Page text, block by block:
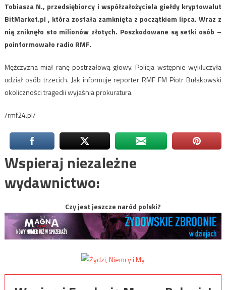
Tobiasza N., przedsiębiorcy i współzałożyciela giełdy kryptowalut
BitMarket.pl , która została zamknięta z początkiem lipca. Wraz z
nią zniknęło sto milionów złotych. Poszkodowane są setki osób –
poinformowało radio RMF.
Mężczyzna miał ranę postrzałową głowy. Policja wstępnie wykluczyła
udział osób trzecich. Jak informuje reporter RMF FM Piotr Bułakowski
okoliczności tragedii wyjaśnia prokuratura.
/rmf24.pl/
Wspieraj niezależne
wydawnictwo:
Czy jest jeszcze naród polski?